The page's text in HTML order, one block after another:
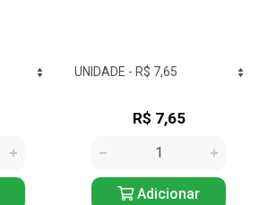
R$ 7,65
Adicionar